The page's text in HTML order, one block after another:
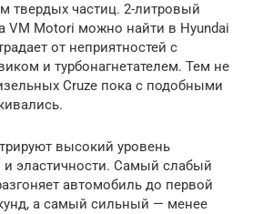
твердых частиц. 2-литровый
VM Motori можно найти в Hyundai
от неприятностей с
и турбонагнетателем. Тем не
Cruze пока с подобными
высокий уровень
и эластичности. Самый слабый
автомобиль до первой
а самый сильный — менее